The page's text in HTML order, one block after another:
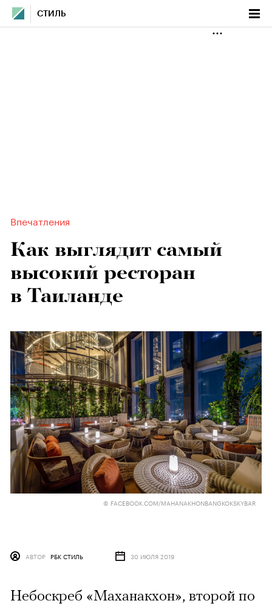
СТИЛЬ
Впечатления
Как выглядит самый
высокий ресторан
в Таиланде
© FACEBOOK.COM/MAHANAKHONBANGKOKSKYBAR
АВТОР РБК СТИЛЬ 30 ИЮЛЯ 2019
Небоскреб «Маханакхон», второй по